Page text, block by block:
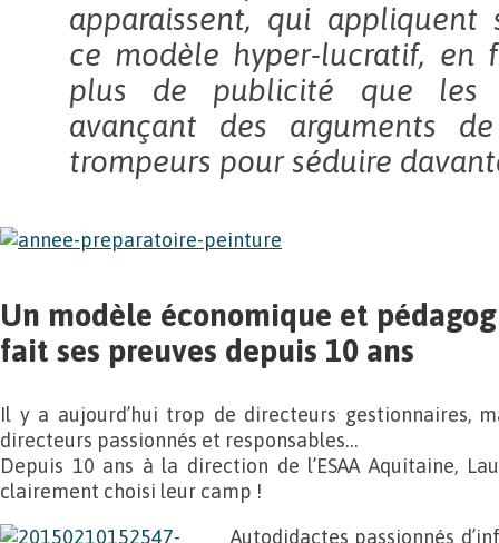
apparaissent, qui appliquent
ce modèle hyper-lucratif, en
plus de publicité que les
avançant des arguments
trompeurs pour séduire
Un modèle économique et
fait ses preuves depuis 10 ans
Il y a aujourd’hui trop de directeurs gestionnaires,
directeurs passionnés et responsables…
Depuis 10 ans à la direction de l’ESAA Aquitaine,
clairement choisi leur camp !
Autodidactes passionnés